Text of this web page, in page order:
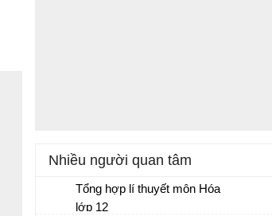
Nhiều người quan tâm
Tổng hợp lí thuyết môn Hóa
lớp 12